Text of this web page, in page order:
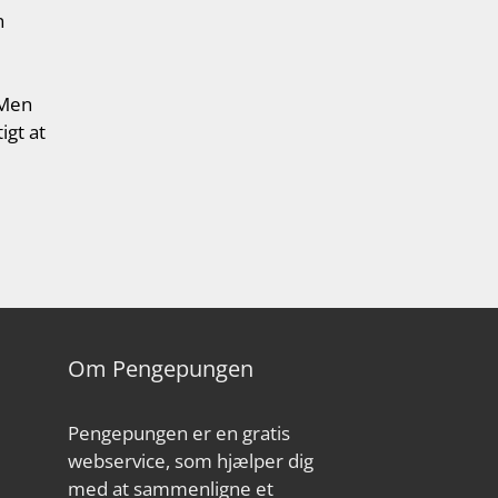
at
Om Pengepungen
Pengepungen er en gratis
webservice, som hjælper dig
med at sammenligne et